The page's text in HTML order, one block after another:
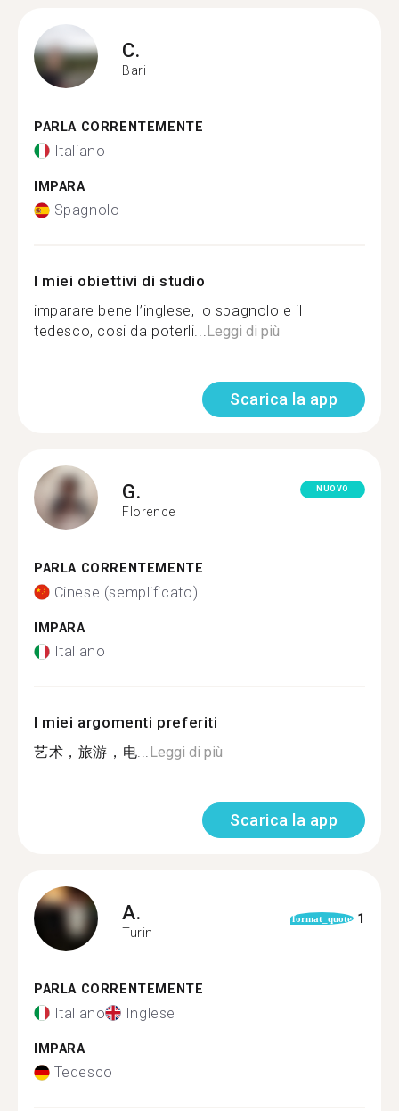
C.
Bari
PARLA CORRENTEMENTE
Italiano
IMPARA
Spagnolo
I miei obiettivi di studio
imparare bene l’inglese, lo spagnolo e il
tedesco, cosi da poterli...Leggi di più
Scarica la app
G.
Florence
NUOVO
PARLA CORRENTEMENTE
Cinese (semplificato)
IMPARA
Italiano
I miei argomenti preferiti
艺术，旅游，电...Leggi di più
Scarica la app
A.
Turin
format_quote 1
PARLA CORRENTEMENTE
Italiano Inglese
IMPARA
Tedesco